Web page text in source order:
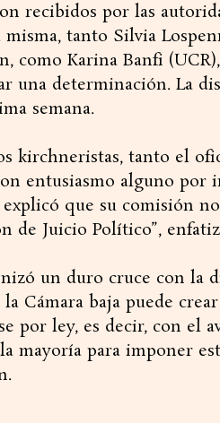
recibidos por las
tanto Silvia
como Karina Banfi
una determinación. La
semana.
kirchneristas, tanto el
entusiasmo alguno por
que su comisión
de Juicio Político”,
un duro cruce con la
Cámara baja puede
por ley, es decir, con el
mayoría para imponer